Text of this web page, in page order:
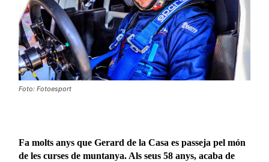
Foto: Fotoesport
Fa molts anys que Gerard de la Casa es passeja pel món
de les curses de muntanya. Als seus 58 anys, acaba de